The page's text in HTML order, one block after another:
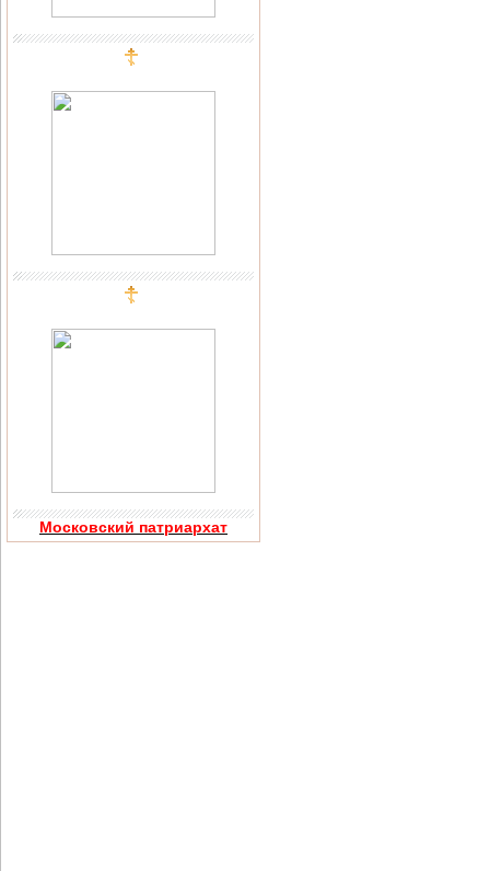
Московский патриархат